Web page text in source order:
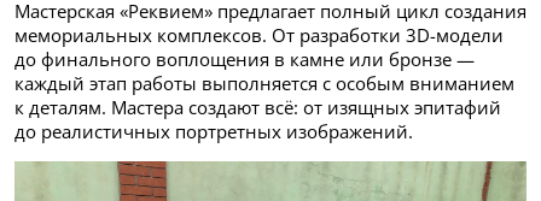
Мастерская «Реквием» предлагает полный цикл создания
мемориальных комплексов. От разработки 3D-модели
до финального воплощения в камне или бронзе —
каждый этап работы выполняется с особым вниманием
к деталям. Мастера создают всё: от изящных эпитафий
до реалистичных портретных изображений.